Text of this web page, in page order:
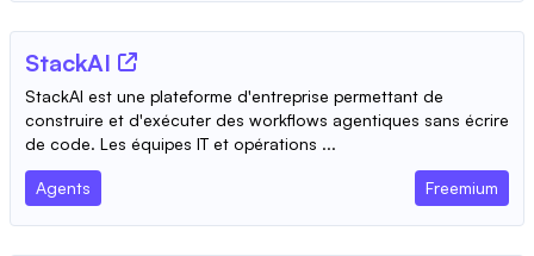
StackAI
StackAI est une plateforme d'entreprise permettant de
construire et d'exécuter des workflows agentiques sans écrire
de code. Les équipes IT et opérations ...
Agents Freemium